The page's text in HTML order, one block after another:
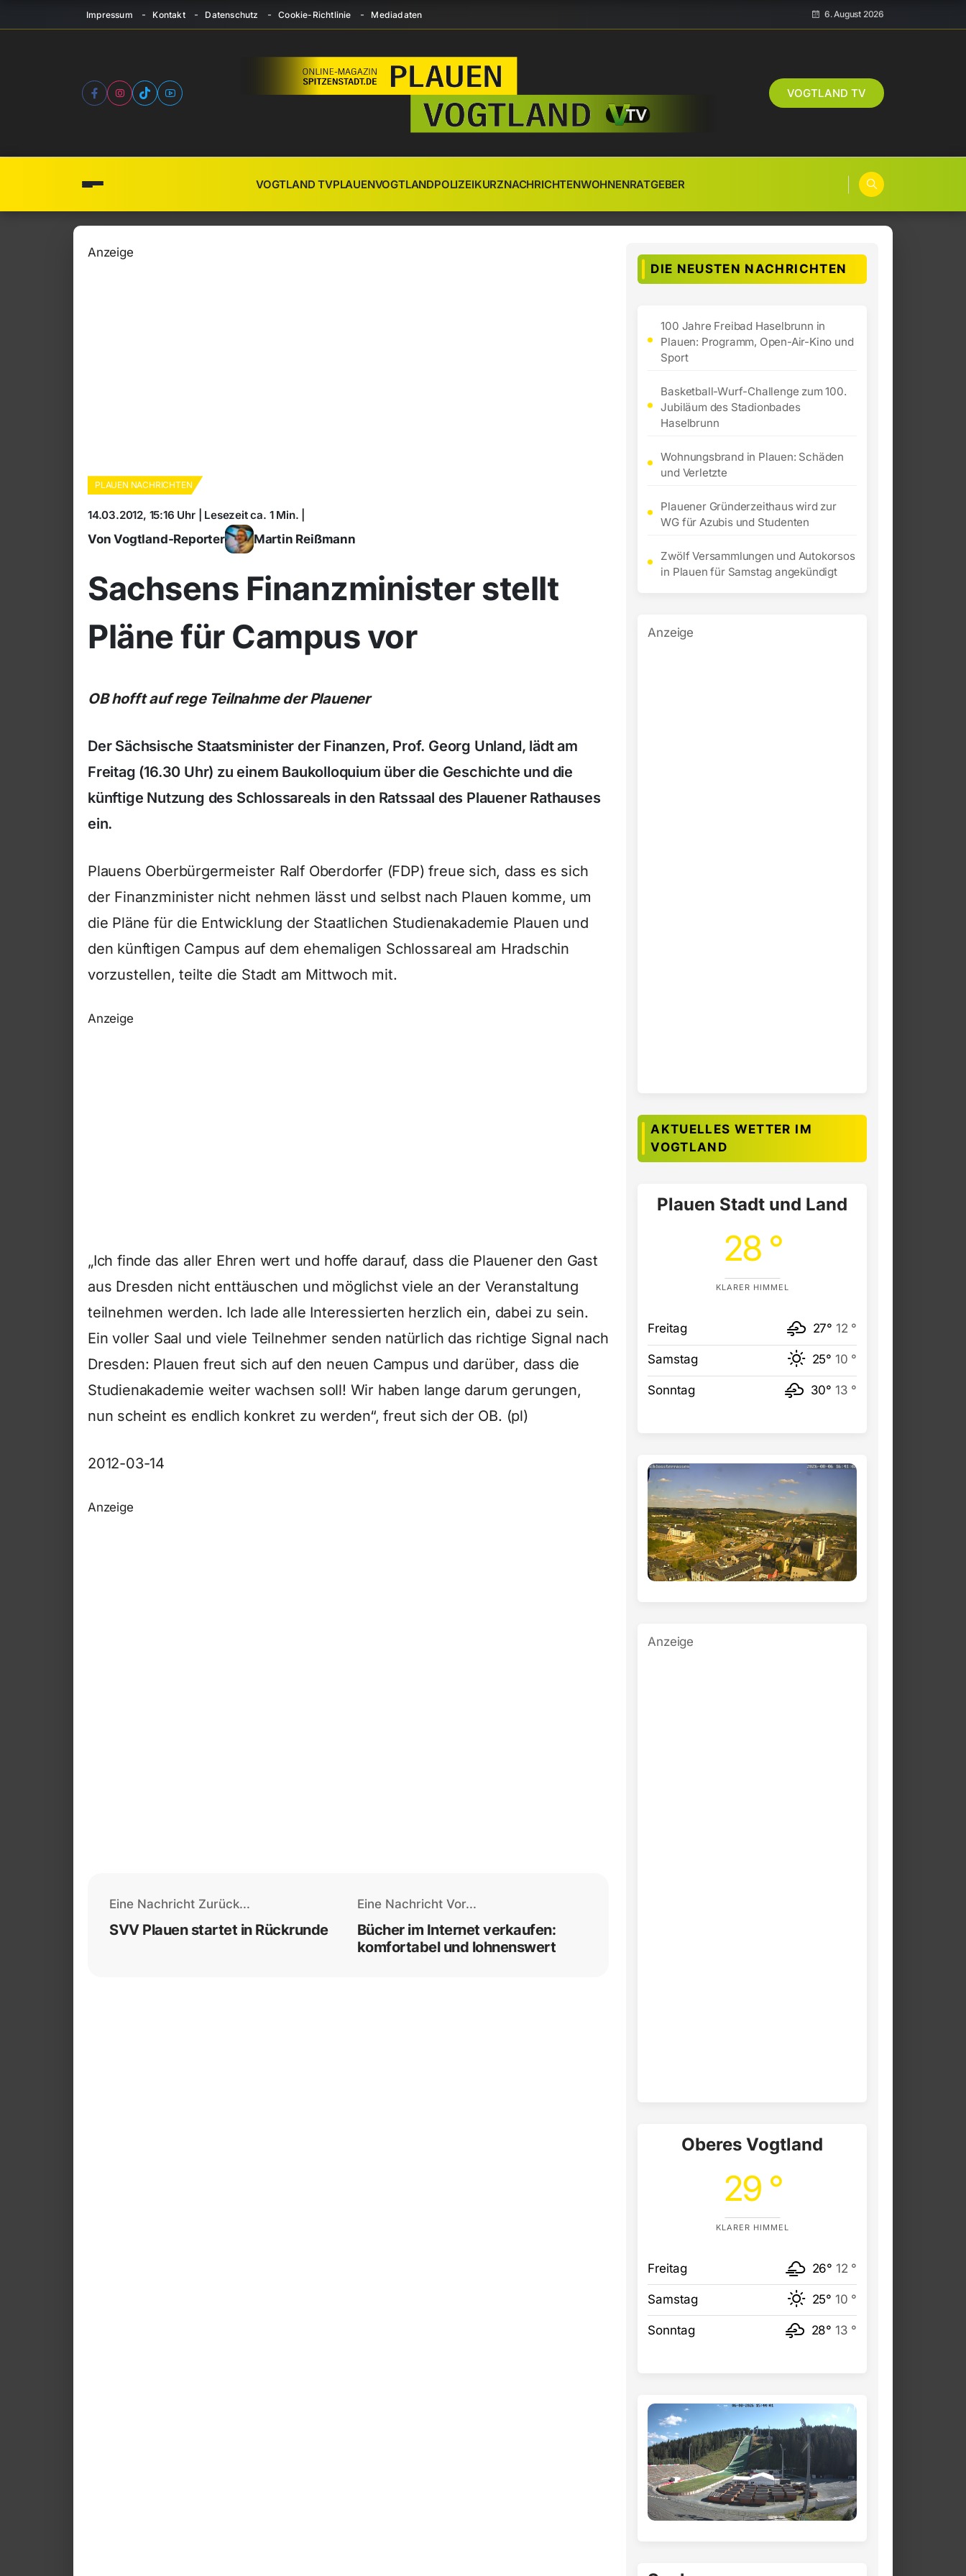
Impressum Kontakt Datenschutz Cookie-Richtlinie Mediadaten 6. August 2026
VOGTLAND TV
VOGTLAND TVPLAUENVOGTLANDPOLIZEIKURZNACHRICHTENWOHNENRATGEBER
Anzeige
PLAUEN NACHRICHTEN
14.03.2012, 15:16 Uhr | Lesezeit ca. 1 Min. |
Von Vogtland-Reporter Martin Reißmann
Sachsens Finanzminister stellt
Pläne für Campus vor
OB hofft auf rege Teilnahme der Plauener
Der Sächsische Staatsminister der Finanzen, Prof. Georg Unland, lädt am
Freitag (16.30 Uhr) zu einem Baukolloquium über die Geschichte und die
künftige Nutzung des Schlossareals in den Ratssaal des Plauener Rathauses
ein.
Plauens Oberbürgermeister Ralf Oberdorfer (FDP) freue sich, dass es sich
der Finanzminister nicht nehmen lässt und selbst nach Plauen komme, um
die Pläne für die Entwicklung der Staatlichen Studienakademie Plauen und
den künftigen Campus auf dem ehemaligen Schlossareal am Hradschin
vorzustellen, teilte die Stadt am Mittwoch mit.
Anzeige
„Ich finde das aller Ehren wert und hoffe darauf, dass die Plauener den Gast
aus Dresden nicht enttäuschen und möglichst viele an der Veranstaltung
teilnehmen werden. Ich lade alle Interessierten herzlich ein, dabei zu sein.
Ein voller Saal und viele Teilnehmer senden natürlich das richtige Signal nach
Dresden: Plauen freut sich auf den neuen Campus und darüber, dass die
Studienakademie weiter wachsen soll! Wir haben lange darum gerungen,
nun scheint es endlich konkret zu werden“, freut sich der OB. (pl)
2012-03-14
Anzeige
Eine Nachricht Zurück...
SVV Plauen startet in Rückrunde
Eine Nachricht Vor...
Bücher im Internet verkaufen:
komfortabel und lohnenswert
DIE NEUSTEN NACHRICHTEN
100 Jahre Freibad Haselbrunn in
Plauen: Programm, Open-Air-Kino und
Sport
Basketball-Wurf-Challenge zum 100.
Jubiläum des Stadionbades
Haselbrunn
Wohnungsbrand in Plauen: Schäden
und Verletzte
Plauener Gründerzeithaus wird zur
WG für Azubis und Studenten
Zwölf Versammlungen und Autokorsos
in Plauen für Samstag angekündigt
Anzeige
AKTUELLES WETTER IM
VOGTLAND
Plauen Stadt und Land
28 °
KLARER HIMMEL
Freitag 27° 12 °
Samstag 25° 10 °
Sonntag 30° 13 °
Anzeige
Oberes Vogtland
29 °
KLARER HIMMEL
Freitag 26° 12 °
Samstag 25° 10 °
Sonntag 28° 13 °